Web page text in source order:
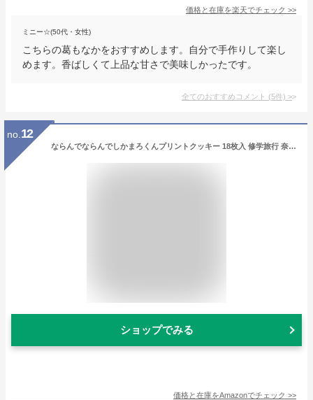
価格と在庫を楽天でチェック >>
ミニー☆(50代・女性)
こちらの葛もなかをおすすめします。自分で手作りして楽し
めます。香ばしくて上品な甘さで美味しかったです。
全てのおすすめコメント (5件) >
no. 12
ならんでならんでしかまろくんプリントクッキー 18枚入 修学旅行 奈良土産 ならみやげ
ショップでみる
価格と在庫をAmazonでチェック >>